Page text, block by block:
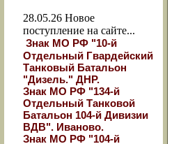
28.05.26 Новое
поступление на сайте...
Знак МО РФ "10-й
Отдельный Гвардейский
Танковый Батальон
"Дизель." ДНР.
Знак МО РФ "134-й
Отдельный Танковой
Батальон 104-й Дивизии
ВДВ". Иваново.
Знак МО РФ "104-й